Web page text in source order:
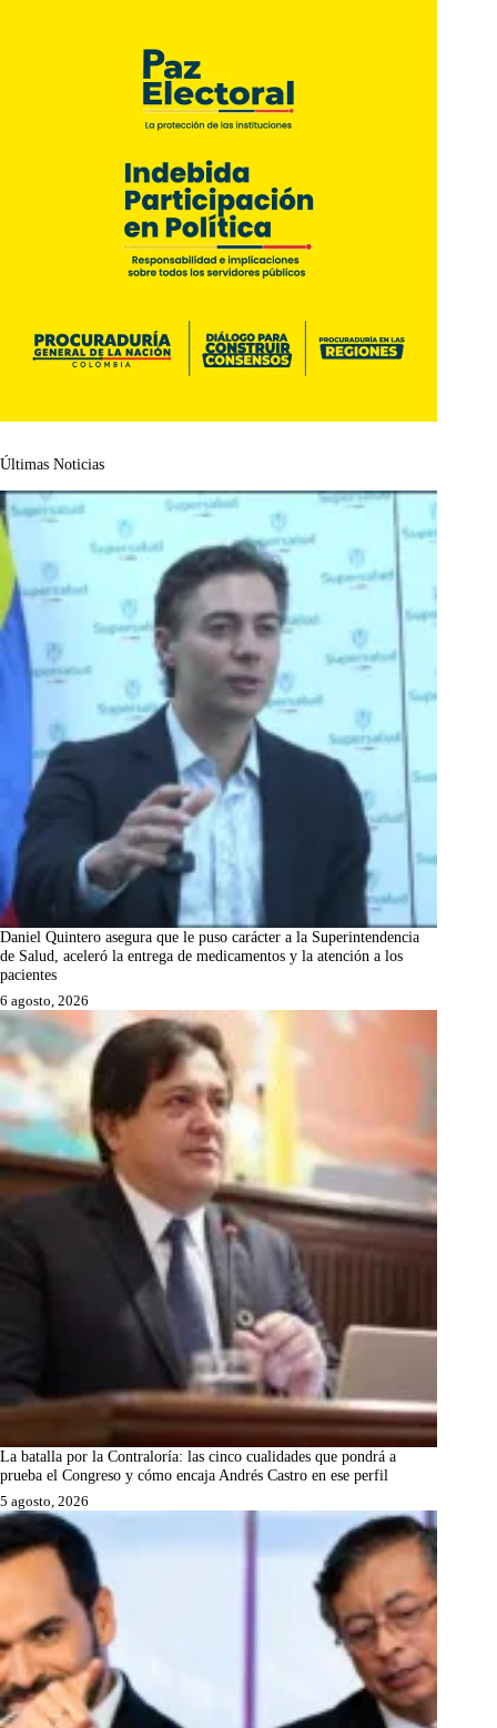
Últimas Noticias
Daniel Quintero asegura que le puso carácter a la Superintendencia
de Salud, aceleró la entrega de medicamentos y la atención a los
pacientes
6 agosto, 2026
La batalla por la Contraloría: las cinco cualidades que pondrá a
prueba el Congreso y cómo encaja Andrés Castro en ese perfil
5 agosto, 2026